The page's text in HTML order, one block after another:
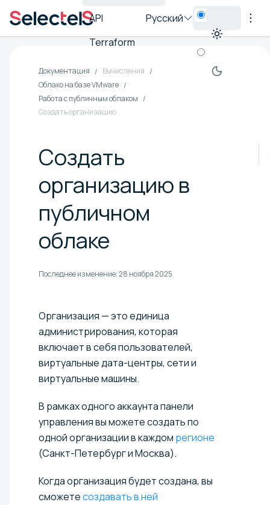
API
Terraform
Русский
Документация
Вычисления
Облако на базе VMware
Работа с публичным облаком
Создать организацию
Создать
организацию в
публичном
облаке
Последнее изменение:28 ноября 2025
Организация — это единица
администрирования, которая
включает в себя пользователей,
виртуальные дата-центры, сети и
виртуальные машины.
В рамках одного аккаунта панели
управления вы можете создать по
одной организации в каждом регионе
(Санкт-Петербург и Москва).
Когда организация будет создана, вы
сможетесоздавать в ней